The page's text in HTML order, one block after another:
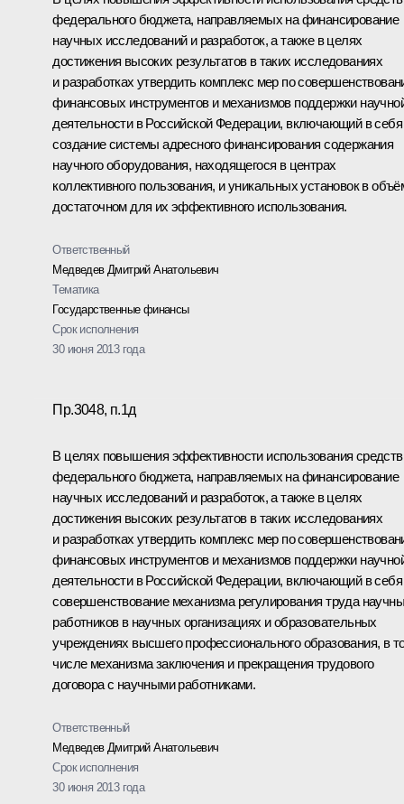
федерального бюджета, направляемых на финансирование
научных исследований и разработок, а также в целях
достижения высоких результатов в таких исследованиях
и разработках утвердить комплекс мер по
финансовых инструментов и механизмов поддержки
деятельности в Российской Федерации, включающий в себя
создание системы адресного финансирования содержания
научного оборудования, находящегося в центрах
коллективного пользования, и уникальных установок в
достаточном для их эффективного использования.
Ответственный
Медведев Дмитрий Анатольевич
Тематика
Государственные финансы
Срок исполнения
30 июня 2013 года
Пр.3048, п.1д
В целях повышения эффективности использования средств
федерального бюджета, направляемых на финансирование
научных исследований и разработок, а также в целях
достижения высоких результатов в таких исследованиях
и разработках утвердить комплекс мер по
финансовых инструментов и механизмов поддержки
деятельности в Российской Федерации, включающий в себя
совершенствование механизма регулирования труда
работников в научных организациях и образовательных
учреждениях высшего профессионального образования, в
числе механизма заключения и прекращения трудового
договора с научными работниками.
Ответственный
Медведев Дмитрий Анатольевич
Срок исполнения
30 июня 2013 года